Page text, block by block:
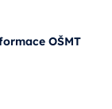
OŠMT